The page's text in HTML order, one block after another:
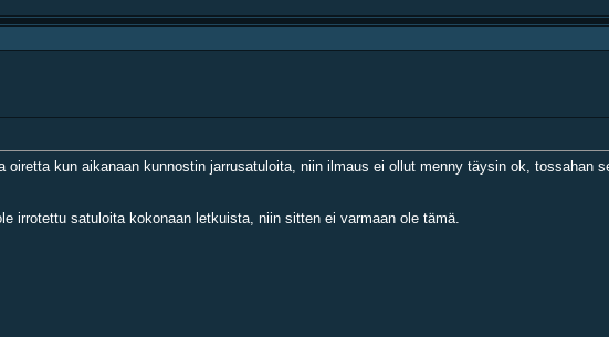
oiretta kun aikanaan kunnostin jarrusatuloita, niin ilmaus ei ollut menny täysin ok, tossahan
irrotettu satuloita kokonaan letkuista, niin sitten ei varmaan ole tämä.